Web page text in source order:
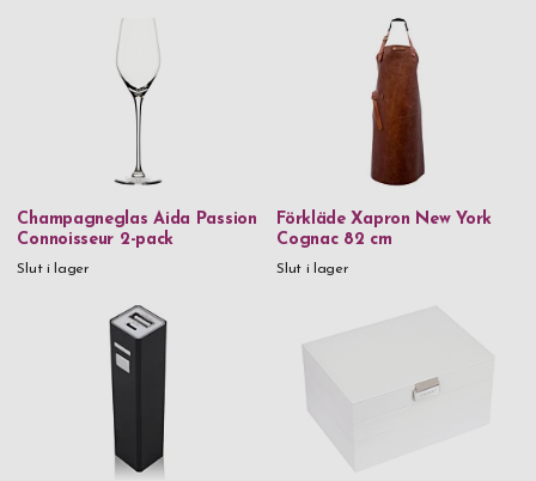
Stackers
Thermos
Verona
Vezzosi
Xapron
Zippo
Zwilling
Champagneglas Aida Passion
Connoisseur 2-pack
Slut i lager
Förkläde Xapron New York
Cognac 82 cm
Slut i lager